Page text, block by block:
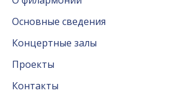
Основные сведения
Концертные залы
Проекты
Контакты